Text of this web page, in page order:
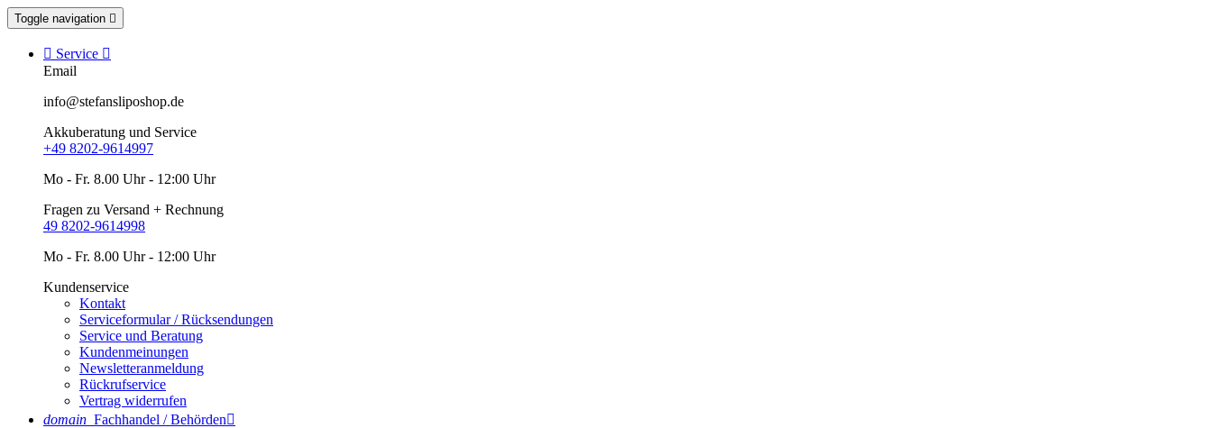
Toggle navigation 
 Service 
Email
info@stefansliposhop.de
Akkuberatung und Service
+49 8202-9614997
Mo - Fr. 8.00 Uhr - 12:00 Uhr
Fragen zu Versand + Rechnung
49 8202-9614998
Mo - Fr. 8.00 Uhr - 12:00 Uhr
Kundenservice
Kontakt
Serviceformular / Rücksendungen
Service und Beratung
Kundenmeinungen
Newsletteranmeldung
Rückrufservice
Vertrag widerrufen
domain Fachhandel / Behörden